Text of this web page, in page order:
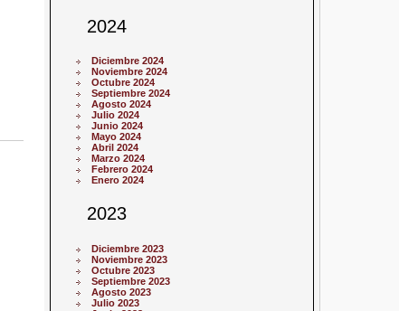
2024
Diciembre 2024
Noviembre 2024
Octubre 2024
Septiembre 2024
Agosto 2024
Julio 2024
Junio 2024
Mayo 2024
Abril 2024
Marzo 2024
Febrero 2024
Enero 2024
2023
Diciembre 2023
Noviembre 2023
Octubre 2023
Septiembre 2023
Agosto 2023
Julio 2023